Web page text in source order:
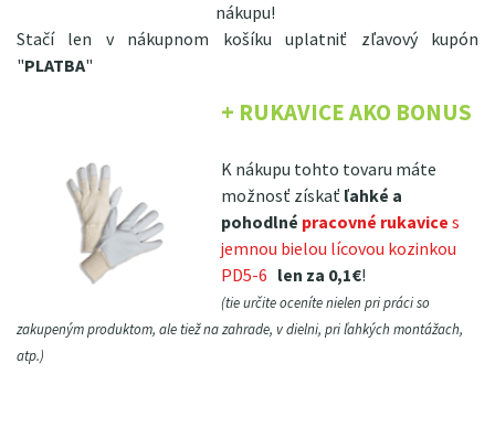
nákupu!
Stačí len v nákupnom košíku uplatniť zľavový kupón
"PLATBA"
+ RUKAVICE AKO BONUS
K nákupu tohto tovaru máte
možnosť získaťľahké a
pohodlné pracovné rukavices
jemnou bielou lícovou kozinkou
PD5-6 len za 0,1€!
(tie určite oceníte nielen pri práci so
zakupeným produktom, ale tiež na zahrade, v dielni, pri ľahkých montážach,
atp.)